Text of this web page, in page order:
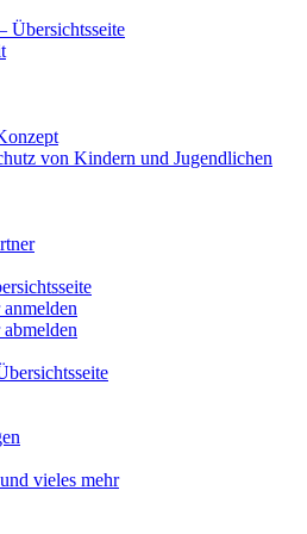
Übersichtsseite
von Kindern und Jugendlichen
vieles mehr